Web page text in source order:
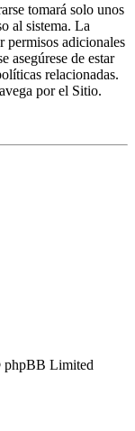
tomará solo unos
al sistema. La
permisos adicionales
asegúrese de estar
relacionadas.
por el Sitio.
Limited